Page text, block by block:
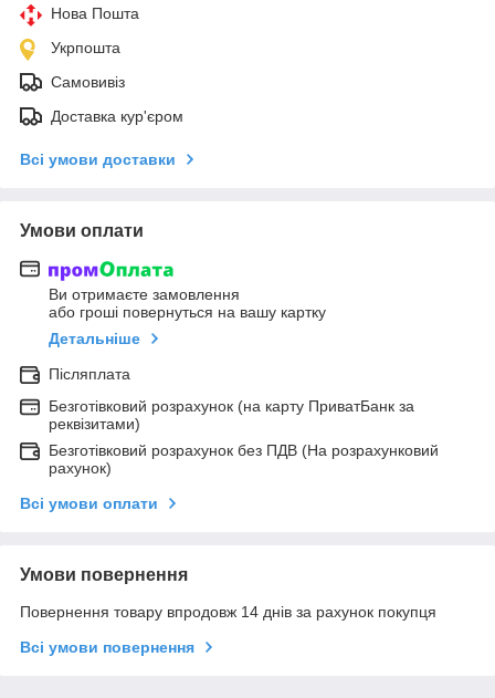
Нова Пошта
Укрпошта
Самовивіз
Доставка кур'єром
Всі умови доставки
Умови оплати
Ви отримаєте замовлення
або гроші повернуться на вашу картку
Детальніше
Післяплата
Безготівковий розрахунок (на карту ПриватБанк за
реквізитами)
Безготівковий розрахунок без ПДВ (На розрахунковий
рахунок)
Всі умови оплати
Умови повернення
Повернення товару впродовж 14 днів за рахунок покупця
Всі умови повернення